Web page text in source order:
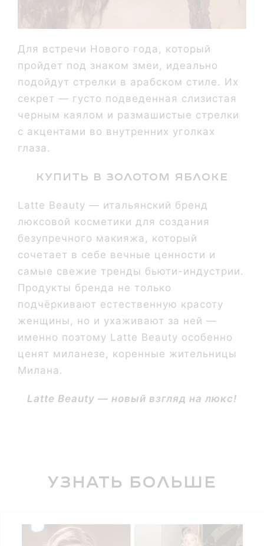
Для встречи Нового года, который
пройдет под знаком змеи, идеально
подойдут стрелки в арабском стиле. Их
секрет — густо подведенная слизистая
черным каялом и размашистые стрелки
с акцентами во внутренних уголках
глаза.
Купить в золотом яблоке
Latte Beauty — итальянский бренд
люксовой косметики для создания
безупречного макияжа, который
сочетает в себе вечные ценности и
самые свежие тренды бьюти-индустрии.
Продукты бренда не только
подчёркивают естественную красоту
женщины, но и ухаживают за ней —
именно поэтому Latte Beauty особенно
ценят миланезе, коренные жительницы
Милана.
Latte Beauty — новый взгляд на люкс!
Узнать больше